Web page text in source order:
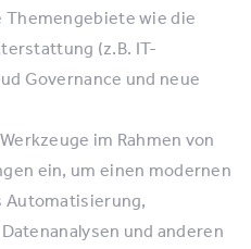
wie die
(z.B. IT-
Governance und neue
im Rahmen von
ein, um einen modernen
Automatisierung,
und anderen